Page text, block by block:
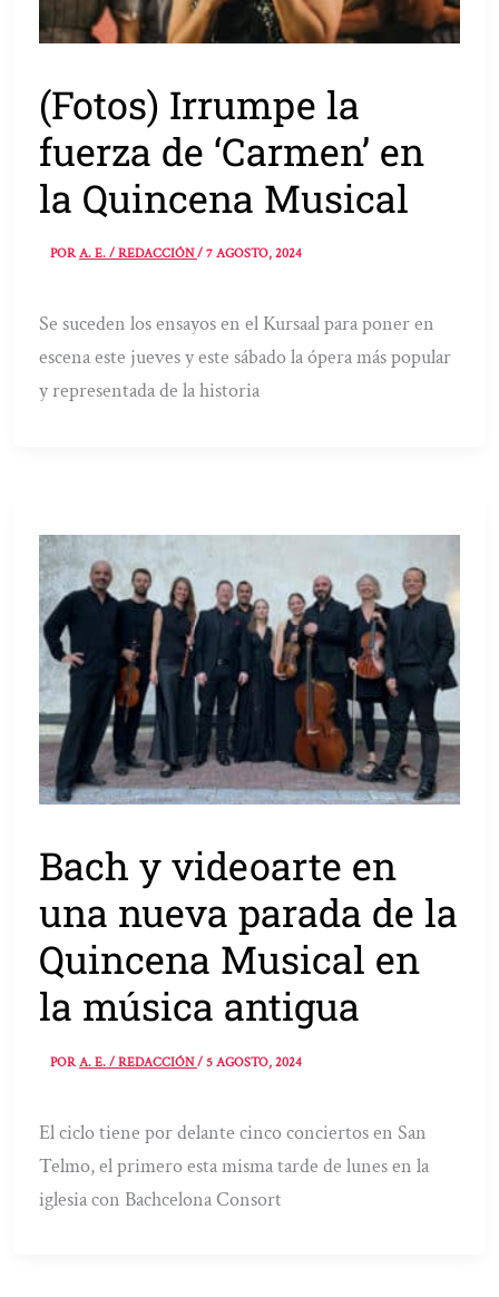
(Fotos) Irrumpe la
fuerza de ‘Carmen’ en
la Quincena Musical
PORA. E. / REDACCIÓN/7 AGOSTO, 2024
Se suceden los ensayos en el Kursaal para poner en
escena este jueves y este sábado la ópera más popular
y representada de la historia
Bach y videoarte en
una nueva parada de la
Quincena Musical en
la música antigua
PORA. E. / REDACCIÓN/5 AGOSTO, 2024
El ciclo tiene por delante cinco conciertos en San
Telmo, el primero esta misma tarde de lunes en la
iglesia con Bachcelona Consort